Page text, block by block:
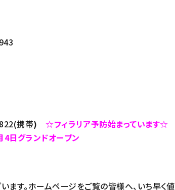
携帯)☆フィラリア予防始まっています☆
日グランドオープン
す。ホームページをご覧の皆様へ、いち早く